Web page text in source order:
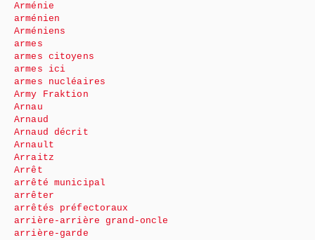
Arménie
arménien
Arméniens
armes
armes citoyens
armes ici
armes nucléaires
Army Fraktion
Arnau
Arnaud
Arnaud décrit
Arnault
Arraitz
Arrêt
arrêté municipal
arrêter
arrêtés préfectoraux
arrière-arrière grand-oncle
arrière-garde